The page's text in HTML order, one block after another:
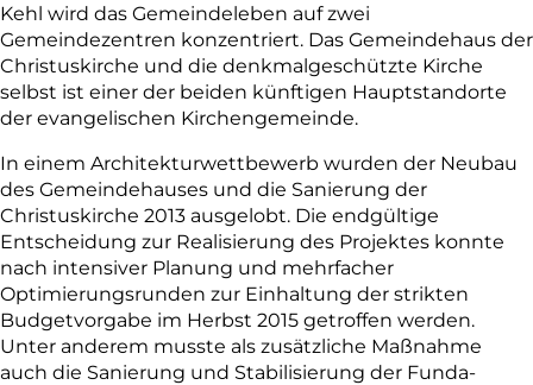
Kehl wird das Gemeindeleben auf zwei
Gemeindezentren konzentriert. Das Gemeindehaus der
Christuskirche und die denkmalgeschützte Kirche
selbst ist einer der beiden künftigen Haupt­standorte
der evangelischen Kirchengemeinde.
In einem Architekturwettbewerb wurden der Neubau
des Gemeindehauses und die Sanierung der
Christuskirche 2013 ausgelobt. Die endgül­tige
Entscheidung zur Realisierung des Projektes konnte
nach intensiver Planung und mehrfacher
Optimierungsrunden zur Einhaltung der strikten
Budgetvorgabe im Herbst 2015 getroffen werden.
Unter anderem musste als zusätzliche Maßnahme
auch die Sanierung und Stabilisierung der Funda­